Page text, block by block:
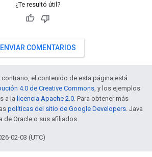
¿Te resultó útil?
ENVIAR COMENTARIOS
el contenido de esta página está
4.0 de Creative Commons, y los ejemplos
a la licencia Apache 2.0. Para obtener más
políticas del sitio de Google Developers. Java
de Oracle o sus afiliados.
02-03 (UTC)